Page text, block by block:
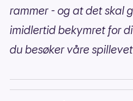
rammer - og at det skal
imidlertid bekymret for
du besøker våre